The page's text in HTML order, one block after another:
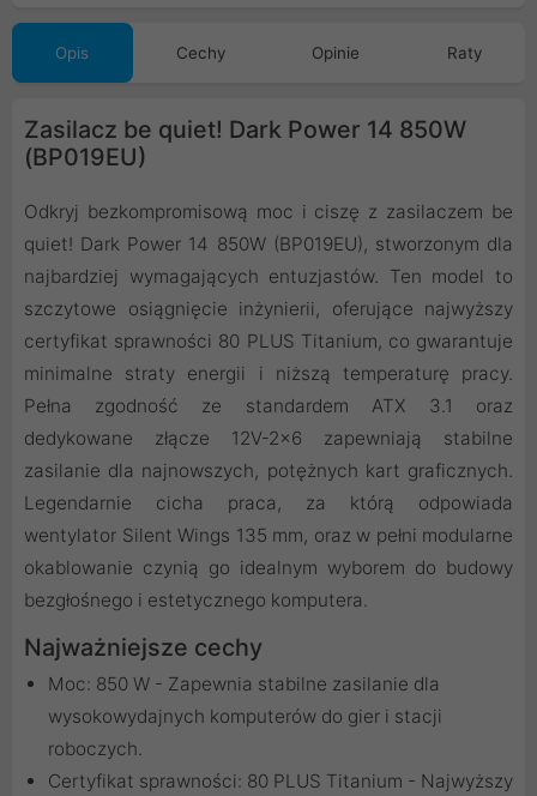
Opis Cechy Opinie Raty
Zasilacz be quiet! Dark Power 14 850W
(BP019EU)
Odkryj bezkompromisową moc i ciszę z zasilaczem be
quiet! Dark Power 14 850W (BP019EU), stworzonym dla
najbardziej wymagających entuzjastów. Ten model to
szczytowe osiągnięcie inżynierii, oferujące najwyższy
certyfikat sprawności 80 PLUS Titanium, co gwarantuje
minimalne straty energii i niższą temperaturę pracy.
Pełna zgodność ze standardem ATX 3.1 oraz
dedykowane złącze 12V-2x6 zapewniają stabilne
zasilanie dla najnowszych, potężnych kart graficznych.
Legendarnie cicha praca, za którą odpowiada
wentylator Silent Wings 135 mm, oraz w pełni modularne
okablowanie czynią go idealnym wyborem do budowy
bezgłośnego i estetycznego komputera.
Najważniejsze cechy
Moc: 850 W - Zapewnia stabilne zasilanie dla
wysokowydajnych komputerów do gier i stacji
roboczych.
Certyfikat sprawności: 80 PLUS Titanium - Najwyższy